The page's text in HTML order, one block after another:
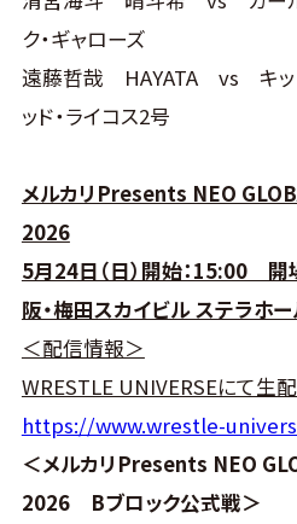
ク・ギャローズ
遠藤哲哉 HAYATA vs キッ
ッド・ライコス2号
メルカリPresents NEO
2026
5月24日（日）開始：15:00
阪・梅田スカイビル ステラホ
＜配信情報＞
WRESTLE UNIVERSEにて生
https://www.wrestle-
＜メルカリPresents NEO
2026 Bブロック公式戦＞